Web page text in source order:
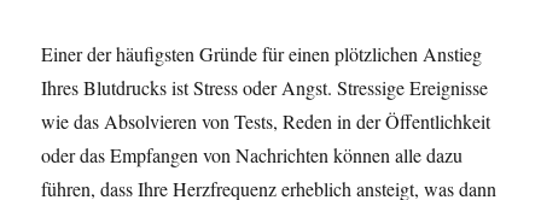
Einer der häufigsten Gründe für einen plötzlichen Anstieg
Ihres Blutdrucks ist Stress oder Angst. Stressige Ereignisse
wie das Absolvieren von Tests, Reden in der Öffentlichkeit
oder das Empfangen von Nachrichten können alle dazu
führen, dass Ihre Herzfrequenz erheblich ansteigt, was dann